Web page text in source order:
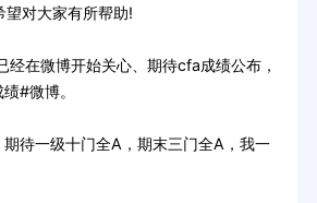
望对大家有所帮助!
在微博开始关心、期待cfa成绩公布，
#微博。
待一级十门全A，期末三门全A，我一